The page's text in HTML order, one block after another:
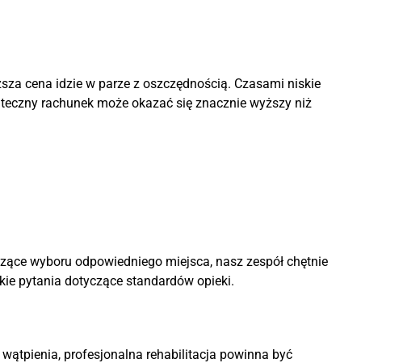
cena idzie w parze z oszczędnością. Czasami niskie
rachunek może okazać się znacznie wyższy niż
wyboru odpowiedniego miejsca, nasz zespół chętnie
pytania dotyczące standardów opieki.
profesjonalna rehabilitacja powinna być